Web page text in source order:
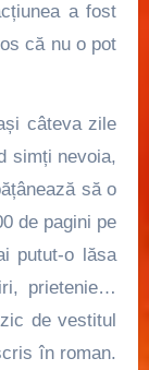
a fost
că nu o pot
câteva zile
simți nevoia,
să o
de pagini pe
putut-o lăsa
prietenie…
de vestitul
în roman.